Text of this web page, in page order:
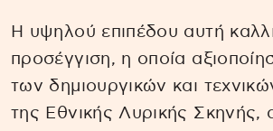
Η υψηλού επιπέδου αυτή
προσέγγιση, η οποία
των δημιουργικών και
της Εθνικής Λυρικής Σκηνής,